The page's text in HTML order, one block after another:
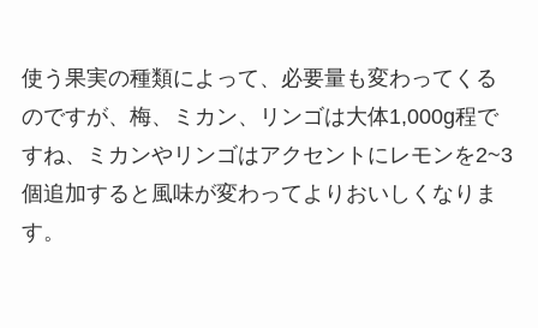
使う果実の種類によって、必要量も変わってくる
のですが、梅、ミカン、リンゴは大体1,000g程で
すね、ミカンやリンゴはアクセントにレモンを2~3
個追加すると風味が変わってよりおいしくなりま
す。